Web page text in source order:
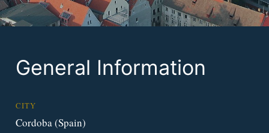
General Information
CITY
Cordoba (Spain)